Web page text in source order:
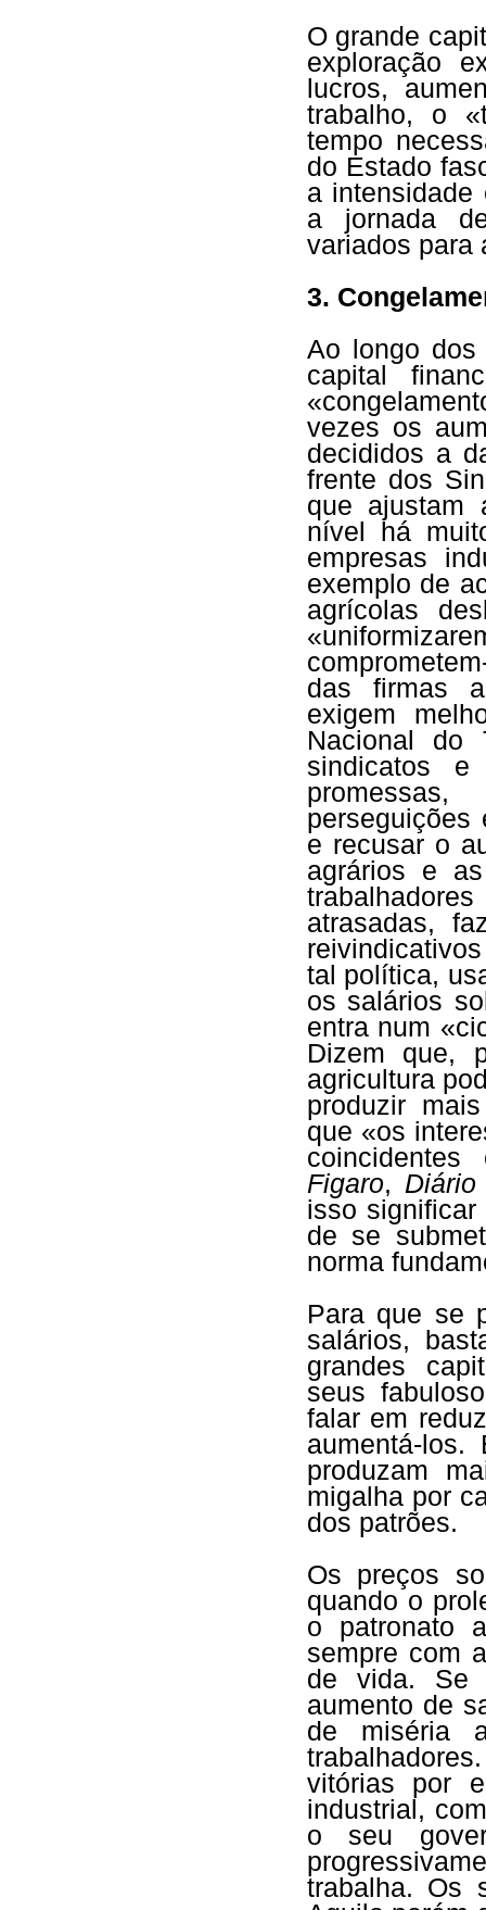
O grande
exploração
lucros,
trabalho, o
tempo
do Estado
a intensidade
a jornada
variados para
3.
Ao longo
capital
vezes os
decididos a
frente dos
que ajustam
nível há
empresas
exemplo de
agrícolas
das firmas
exigem
Nacional do
sindicatos
perseguições
e recusar o
agrários e
atrasadas,
tal política,
os salários
entra num
Dizem que,
agricultura
produzir
que «os
Figaro,
isso
de se
norma
Para que se
salários,
grandes
seus
falar em
aumentá-
produzam
migalha por
dos patrões.
Os preços
quando o
o patronato
sempre com
de vida. Se
aumento de
de miséria
vitórias por
industrial,
o seu
trabalha. Os